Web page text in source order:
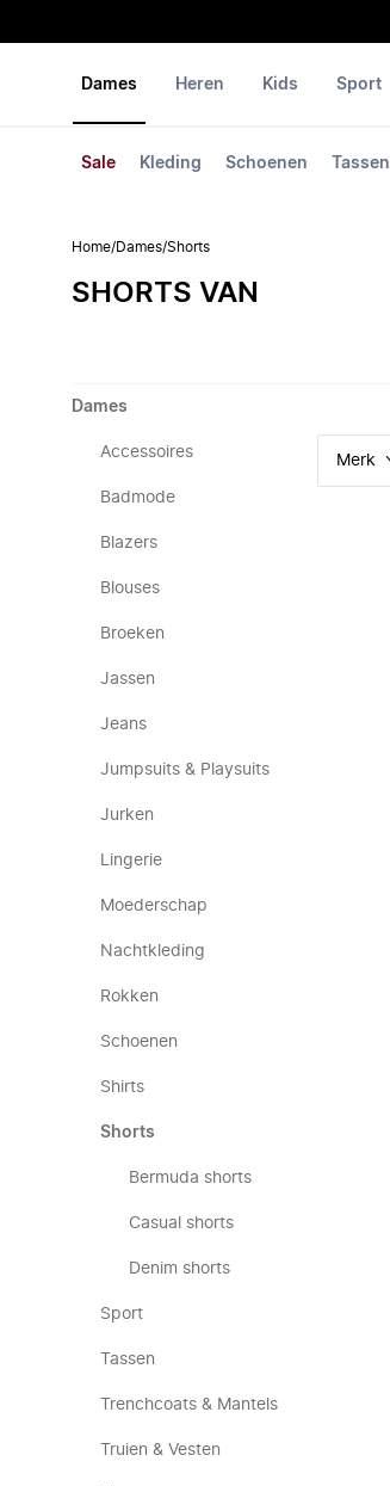
Dames
Sale Kleding Schoenen Tassen
Heren Kids Sport
Home/Dames/Shorts
SHORTS VAN
Dames
Accessoires
Badmode
Blazers
Blouses
Broeken
Jassen
Jeans
Jumpsuits & Playsuits
Jurken
Lingerie
Moederschap
Nachtkleding
Rokken
Schoenen
Shirts
Shorts
Bermuda shorts
Casual shorts
Denim shorts
Sport
Tassen
Trenchcoats & Mantels
Truien & Vesten
Merk